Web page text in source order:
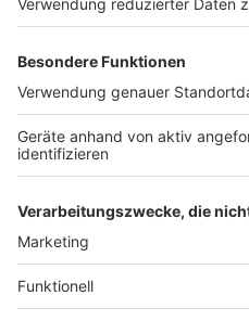
Ersatzteil fürs Auto. Das
Extraklasse. Feinste
oder wie Nelson es sagt:
schmeckt!"
Nelson Müller live
Anzeige